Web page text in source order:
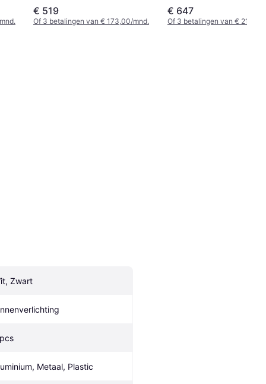
€ 519
Of 3 betalingen van € 173,00/mnd.
€ 647
Of 3 betalingen van €
Zwart
Metaal, Plastic